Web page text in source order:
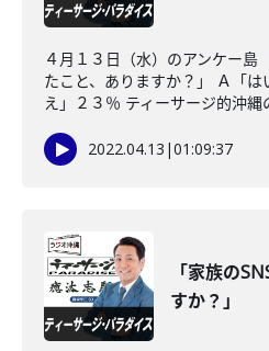
４月１３日（水）のアンケー島
たこと、ありますか？」 Ａ「
え」２３％ ティーサージ的沖縄
2022.04.13 |01:09:37
「家族の
すか？」